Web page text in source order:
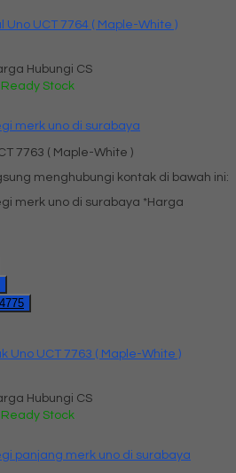
Uno UCT 7764 ( Maple-White )
Hubungi CS
Ready Stock
7763 ( Maple-White )
menghubungi kontak di bawah ini:
*Harga
Uno UCT 7763 ( Maple-White )
Hubungi CS
Ready Stock